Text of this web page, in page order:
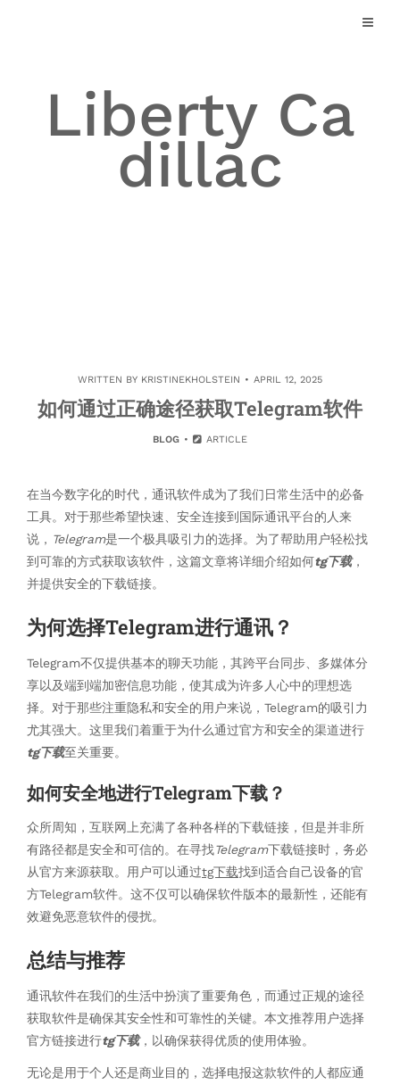
Liberty Ca
dillac
WRITTEN BY KRISTINEKHOLSTEIN APRIL 12, 2025
如何通过正确途径获取Telegram软件
BLOG ARTICLE
在当今数字化的时代，通讯软件成为了我们日常生活中的必备
工具。对于那些希望快速、安全连接到国际通讯平台的人来
说， Telegram是一个极具吸引力的选择。为了帮助用户轻松找
到可靠的方式获取该软件，这篇文章将详细介绍如何tg下载，
并提供安全的下载链接。
为何选择Telegram进行通讯？
Telegram不仅提供基本的聊天功能，其跨平台同步、多媒体分
享以及端到端加密信息功能，使其成为许多人心中的理想选
择。对于那些注重隐私和安全的用户来说，Telegram的吸引力
尤其强大。这里我们着重于为什么通过官方和安全的渠道进行
tg下载至关重要。
如何安全地进行Telegram下载？
众所周知，互联网上充满了各种各样的下载链接，但是并非所
有路径都是安全和可信的。在寻找Telegram下载链接时，务必
从官方来源获取。用户可以通过tg下载找到适合自己设备的官
方Telegram软件。这不仅可以确保软件版本的最新性，还能有
效避免恶意软件的侵扰。
总结与推荐
通讯软件在我们的生活中扮演了重要角色，而通过正规的途径
获取软件是确保其安全性和可靠性的关键。本文推荐用户选择
官方链接进行tg下载，以确保获得优质的使用体验。
无论是用于个人还是商业目的，选择电报这款软件的人都应通